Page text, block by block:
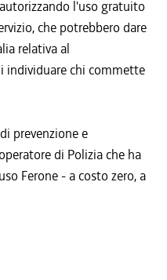
l'uso gratuito
che potrebbero dare
relativa al
individuare chi commette
prevenzione e
di Polizia che ha
Ferone - a costo zero, a